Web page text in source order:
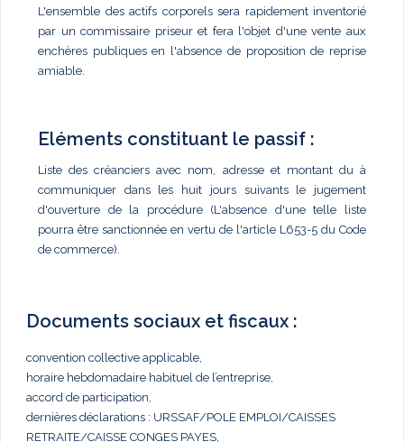
L'ensemble des actifs corporels sera rapidement inventorié
par un commissaire priseur et fera l'objet d'une vente aux
enchères publiques en l'absence de proposition de reprise
amiable.
Eléments constituant le passif :
Liste des créanciers avec nom, adresse et montant du à
communiquer dans les huit jours suivants le jugement
d'ouverture de la procédure (L'absence d'une telle liste
pourra être sanctionnée en vertu de l'article L653-5 du Code
de commerce).
Documents sociaux et fiscaux :
convention collective applicable,
horaire hebdomadaire habituel de l’entreprise,
accord de participation,
dernières déclarations : URSSAF/POLE EMPLOI/CAISSES
RETRAITE/CAISSE CONGES PAYES,